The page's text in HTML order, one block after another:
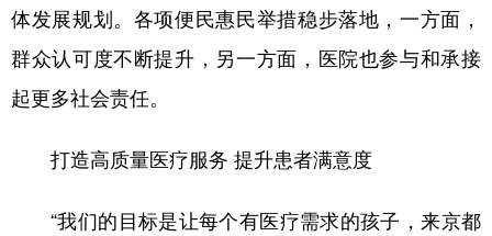
体发展规划。各项便民惠民举措稳步落地，一方面，
群众认可度不断提升，另一方面，医院也参与和承接
起更多社会责任。
打造高质量医疗服务 提升患者满意度
“我们的目标是让每个有医疗需求的孩子，来京都